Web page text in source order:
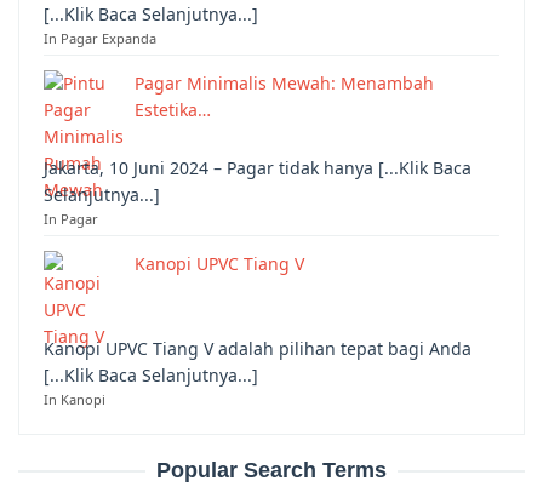
[...Klik Baca Selanjutnya...]
In Pagar Expanda
Pagar Minimalis Mewah: Menambah
Estetika…
Jakarta, 10 Juni 2024 – Pagar tidak hanya [...Klik Baca
Selanjutnya...]
In Pagar
Kanopi UPVC Tiang V
Kanopi UPVC Tiang V adalah pilihan tepat bagi Anda
[...Klik Baca Selanjutnya...]
In Kanopi
Popular Search Terms